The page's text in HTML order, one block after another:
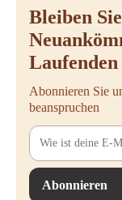
Bleiben
Laufenden
Abonnieren Sie
beanspruchen
Abonnieren